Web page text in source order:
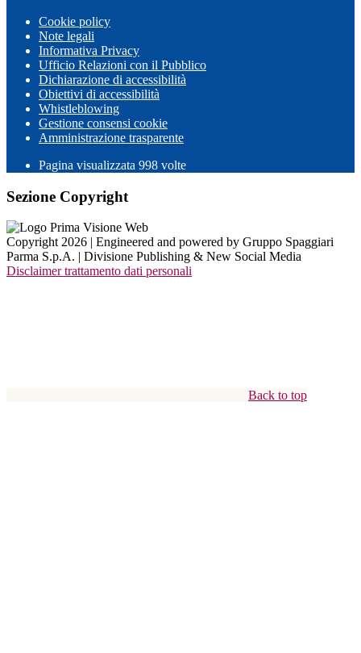
Cookie policy
Note legali
Informativa Privacy
Ufficio Relazioni con il Pubblico
Dichiarazione di accessibilità
Obiettivi di accessibilità
Whistleblowing
Gestione consensi cookie
Amministrazione trasparente
Pagina visualizzata 998 volte
Sezione Copyright
Copyright 2026 | Engineered and powered by Gruppo Spaggiari
Parma S.p.A. | Divisione Publishing & New Social Media
Disclaimer trattamento dati personali
Back to top